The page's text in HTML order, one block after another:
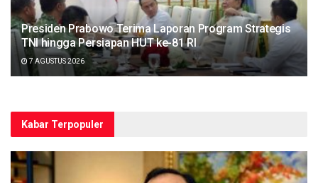
Presiden Prabowo Terima Laporan Program Strategis
TNI hingga Persiapan HUT ke-81 RI
7 AGUSTUS 2026
Kabar Terpopuler